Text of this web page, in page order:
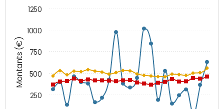
Montants (€)
250
500
750
1000
1250